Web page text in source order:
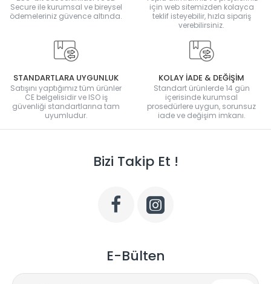
Secure ile kurumsal ve bireysel
ödemeleriniz güvence altında.
için web sitemizden kolayca
teklif isteyebilir, hızla sipariş
verebilirsiniz.
STANDARTLARA UYGUNLUK
Satışını yaptığımız tüm ürünler
CE belgelisidir ve ISO iş
güvenliği standartlarına tam
uyumludur.
KOLAY İADE & DEĞİŞİM
Standart ürünlerde 14 gün
içerisinde kurumsal
prosedürlere uygun, sorunsuz
iade ve değişim imkanı.
Bizi Takip Et !
E-Bülten